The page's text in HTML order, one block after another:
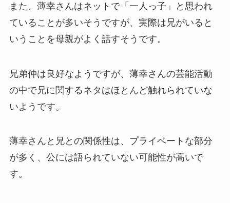
また、薄幸さんはネットで「一人っ子」と思われ
ていることが多いそうですが、実際は兄がいると
いうことを母親がよく話すそうです。
兄弟仲は良好なようですが、薄幸さんの芸能活動
の中で兄に関するネタはほとんど触れられていな
いようです。
薄幸さんと兄との関係性は、プライベートな部分
が多く、公には語られていない可能性が高いで
す。